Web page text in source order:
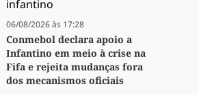
06/08/2026 às 17:28
Conmebol declara apoio a
Infantino em meio à crise na
Fifa e rejeita mudanças fora
dos mecanismos oficiais